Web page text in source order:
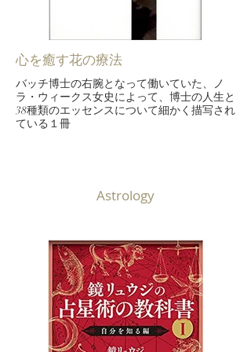
心を癒す花の療法
バッチ博士の右腕となって働いていた、ノ
ラ・ウィークス女史によって、博士の人生と
38種類のエッセンスについて細かく描写され
ている１冊
Astrology